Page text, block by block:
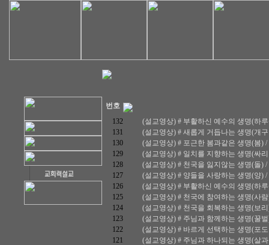
번호
132
(설교영상) # 부활하신 예수의 생명(하
131
(설교영상) # 새롭게 거듭나는 생명(개
130
(설교영상) # 포근한 봄과같은 생명(봄) /
129
(설교영상) # 일치를 지향하는 생명(싸
128
(설교영상) # 천국을 잃지않는 생명(돌) /
127
(설교영상) # 양들을 사랑하는 생명(양) /
126
(설교영상) # 부활하신 예수의 생명(하
125
(설교영상) # 천국에 참여하는 생명(사
124
(설교영상) # 천국을 회복하는 생명(보
123
(설교영상) # 주님과 함께하는 생명(꿀
122
(설교영상) # 바르게 선택하는 생명(포
121
(설교영상) # 주님과 하나되는 생명(살